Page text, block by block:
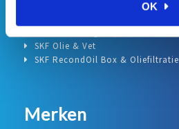
OK
Olie & Vetapparatuur div.
SKF Olie & Vet
SKF RecondOil Box & Oliefiltratie
Merken